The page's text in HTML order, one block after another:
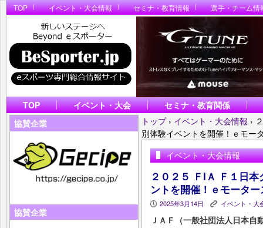
TOP イベント・大会情報 セミナ・教育情報 選手・チーム情
TOP イベント・大会
セミナ・教育関係
協賛企業
協賛企業
トップ › イベント・大会情報 ›
別体験イベントを開催！ｅモー
イベント・大会情報
２０２５ ＦIＡ Ｆ１日
ントを開催！ｅモータ
P 2025年3月14日 K イベント・大
ＪＡＦ（一般社団法人日本自